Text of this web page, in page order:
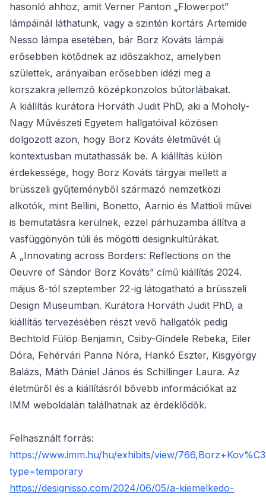
hasonló ahhoz, amit Verner Panton „Flowerpot”
lámpáinál láthatunk, vagy a szintén kortárs Artemide
Nesso lámpa esetében, bár Borz Kováts lámpái
erősebben kötődnek az időszakhoz, amelyben
születtek, arányaiban erősebben idézi meg a
korszakra jellemző középkonzolos bútorlábakat.
A kiállítás kurátora Horváth Judit PhD, aki a Moholy-
Nagy Művészeti Egyetem hallgatóival közösen
dolgozott azon, hogy Borz Kováts életművét új
kontextusban mutathassák be. A kiállítás külön
érdekessége, hogy Borz Kováts tárgyai mellett a
brüsszeli gyűjteményből származó nemzetközi
alkotók, mint Bellini, Bonetto, Aarnio és Mattioli művei
is bemutatásra kerülnek, ezzel párhuzamba állítva a
vasfüggönyön túli és mögötti designkultúrákat.
A „Innovating across Borders: Reflections on the
Oeuvre of Sándor Borz Kováts” című kiállítás 2024.
május 8-tól szeptember 22-ig látogatható a brüsszeli
Design Museumban. Kurátora Horváth Judit PhD, a
kiállítás tervezésében részt vevő hallgatók pedig
Bechtold Fülöp Benjamin, Csiby-Gindele Rebeka, Eiler
Dóra, Fehérvári Panna Nóra, Hankó Eszter, Kisgyörgy
Balázs, Máth Dániel János és Schillinger Laura. Az
életműről és a kiállításról bővebb információkat az
IMM weboldalán találhatnak az érdeklődők.
Felhasznált forrás:
https://www.imm.hu/hu/exhibits/view/
type=temporary
https://designisso.com/2024/06/05/a-kiemelkedo-